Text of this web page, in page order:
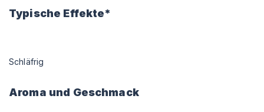
Typische Effekte*
Schläfrig
Aroma und Geschmack